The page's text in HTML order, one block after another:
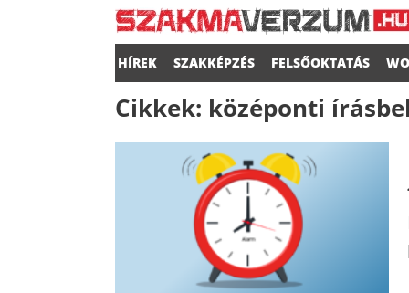
HÍREK SZAKKÉPZÉS FELSŐOKTATÁS
Cikkek: középonti